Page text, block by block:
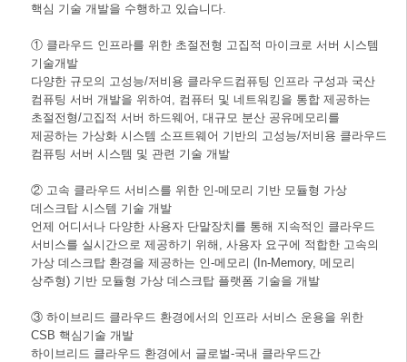
핵심 기술 개발을 수행하고 있습니다.
① 클라우드 인프라를 위한 초절전형 고집적 마이크로 서버 시스템
기술개발
다양한 규모의 고성능/저비용 클라우드컴퓨팅 인프라 구성과 국산
컴퓨팅 서버 개발을 위하여, 컴퓨터 및 네트워킹을 통합 제공하는
초절전형/고집적 서버 하드웨어, 대규모 분산 공유메모리를
제공하는 가상화 시스템 소프트웨어 기반의 고성능/저비용 클라우드
컴퓨팅 서버 시스템 및 관련 기술 개발
② 고속 클라우드 서비스를 위한 인-메모리 기반 모듈형 가상
데스크탑 시스템 기술 개발
언제 어디서나 다양한 사용자 단말장치를 통해 지속적인 클라우드
서비스를 실시간으로 제공하기 위해, 사용자 요구에 적합한 고속의
가상 데스크탑 환경을 제공하는 인-메모리 (In-Memory, 메모리
상주형) 기반 모듈형 가상 데스크탑 플랫폼 기술을 개발
③ 하이브리드 클라우드 환경에서의 인프라 서비스 운용을 위한
CSB 핵심기술 개발
하이브리드 클라우드 환경에서 글로벌-국내 클라우드간